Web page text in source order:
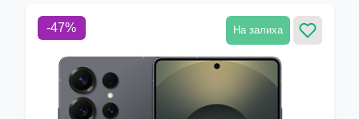
-47% На залиха